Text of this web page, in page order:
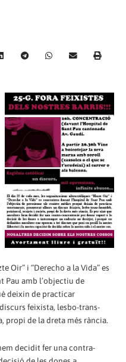
Oir” i “Derecho a la Vida” es
Pau amb l’objectiu de
deixin de practicar
feixista, lesbo-trans-
propi de la dreta més rància.
decidit fer una contra-